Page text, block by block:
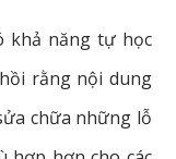
khả năng tự học
rằng nội dung
chữa những lỗ